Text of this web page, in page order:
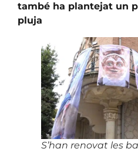
també ha plantejat un
pluja
S’han renovat les